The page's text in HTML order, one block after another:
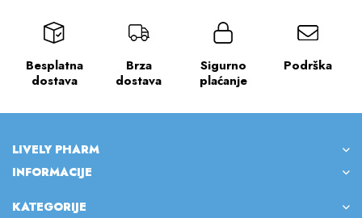
Besplatna
dostava
Brza
dostava
Sigurno
plaćanje
Podrška
LIVELY PHARM
INFORMACIJE
KATEGORIJE